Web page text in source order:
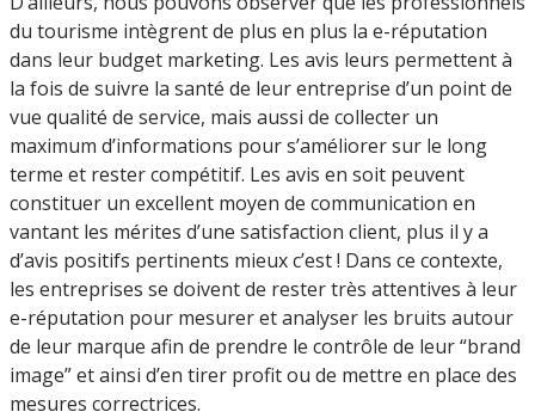
du tourisme intègrent de plus en plus la e-réputation
dans leur budget marketing. Les avis leurs permettent à
la fois de suivre la santé de leur entreprise d’un point de
vue qualité de service, mais aussi de collecter un
maximum d’informations pour s’améliorer sur le long
terme et rester compétitif. Les avis en soit peuvent
constituer un excellent moyen de communication en
vantant les mérites d’une satisfaction client, plus il y a
d’avis positifs pertinents mieux c’est ! Dans ce contexte,
les entreprises se doivent de rester très attentives à leur
e-réputation pour mesurer et analyser les bruits autour
de leur marque afin de prendre le contrôle de leur “brand
image” et ainsi d’en tirer profit ou de mettre en place des
mesures correctrices.